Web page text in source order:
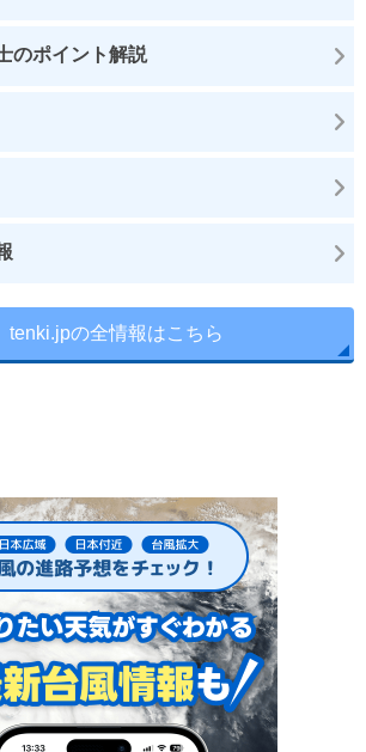
のポイント解説
tenki.jpの全情報はこちら